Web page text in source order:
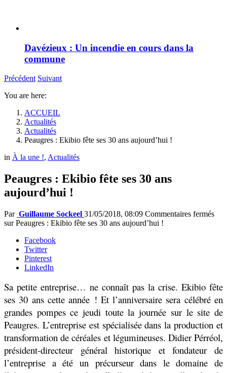
Davézieux : Un incendie en cours dans la
commune
Précédent Suivant
You are here:
ACCUEIL
Actualités
Actualités
Peaugres : Ekibio fête ses 30 ans aujourd’hui !
in À la une !, Actualités
Peaugres : Ekibio fête ses 30 ans
aujourd’hui !
Par Guillaume Sockeel 31/05/2018, 08:09 Commentaires fermés
sur Peaugres : Ekibio fête ses 30 ans aujourd’hui !
Facebook
Twitter
Pinterest
LinkedIn
Sa petite entreprise… ne connaît pas la crise. Ekibio fête
ses 30 ans cette année ! Et l’anniversaire sera célébré en
grandes pompes ce jeudi toute la journée sur le site de
Peaugres. L’entreprise est spécialisée dans la production et
transformation de céréales et légumineuses. Didier Pérréol,
président-directeur général historique et fondateur de
l’entreprise a été un précurseur dans le domaine de